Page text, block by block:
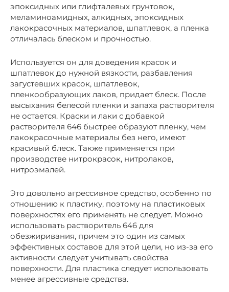
эпоксидных или глифталевых грунтовок,
меламиноамидных, алкидных, эпоксидных
лакокрасочных материалов, шпатлевок, а пленка
отличалась блеском и прочностью.
Используется он для доведения красок и
шпатлевок до нужной вязкости, разбавления
загустевших красок, шпатлевок,
пленкообразующих лаков, придает блеск. После
высыхания белесой пленки и запаха растворителя
не остается. Краски и лаки с добавкой
растворителя 646 быстрее образуют пленку, чем
лакокрасочные материалы без него, имеют
красивый блеск. Также применяется при
производстве нитрокрасок, нитролаков,
нитроэмалей.
Это довольно агрессивное средство, особенно по
отношению к пластику, поэтому на пластиковых
поверхностях его применять не следует. Можно
использовать растворитель 646 для
обезжиривания, причем это один из самых
эффективных составов для этой цели, но из-за его
активности следует учитывать свойства
поверхности. Для пластика следует использовать
менее агрессивные средства.